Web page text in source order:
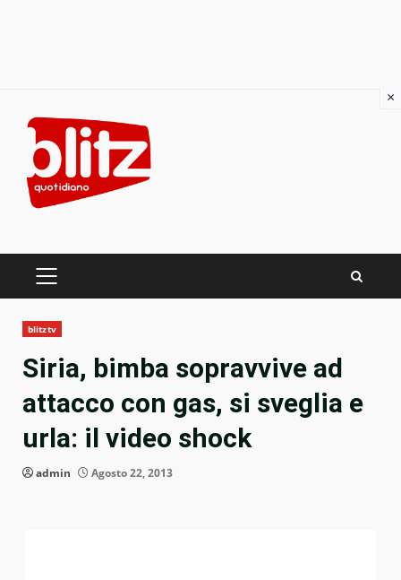
content
PRIMARY
blitztv
Siria, bimba sopravvive ad
attacco con gas, si sveglia e
urla: il video shock
admin Agosto 22, 2013
×